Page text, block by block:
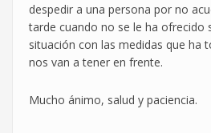
despedir a una persona por no
tarde cuando no se le ha ofrecido
situación con las medidas que ha
nos van a tener en frente.
Mucho ánimo, salud y paciencia.